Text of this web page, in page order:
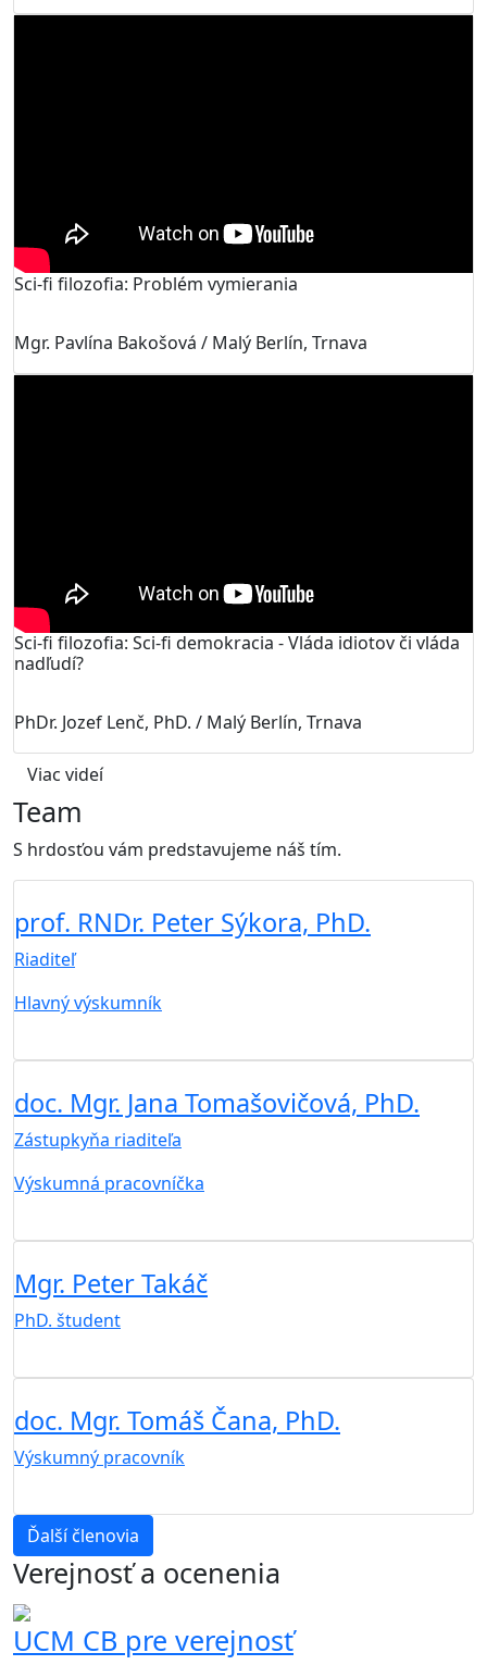
Sci-fi filozofia: Problém vymierania
Mgr. Pavlína Bakošová / Malý Berlín, Trnava
Sci-fi filozofia: Sci-fi demokracia - Vláda idiotov či vláda
nadľudí?
PhDr. Jozef Lenč, PhD. / Malý Berlín, Trnava
Viac videí
Team
S hrdosťou vám predstavujeme náš tím.
prof. RNDr. Peter Sýkora, PhD.
Riaditeľ
Hlavný výskumník
doc. Mgr. Jana Tomašovičová, PhD.
Zástupkyňa riaditeľa
Výskumná pracovníčka
Mgr. Peter Takáč
PhD. študent
doc. Mgr. Tomáš Čana, PhD.
Výskumný pracovník
Ďalší členovia
Verejnosť a ocenenia
UCM CB pre verejnosť